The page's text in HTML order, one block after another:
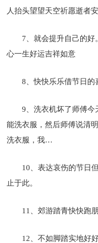
人抬头望望天空祈愿逝者
7、就会提升自己的
心一生好运吉祥如意
8、快快乐乐借节日的
9、洗衣机坏了师傅今
能洗衣服，然后师傅说清
洗衣服，我…
10、表达哀伤的节日
止于此。
11、郊游踏青快快跑
12、不如脚踏实地好